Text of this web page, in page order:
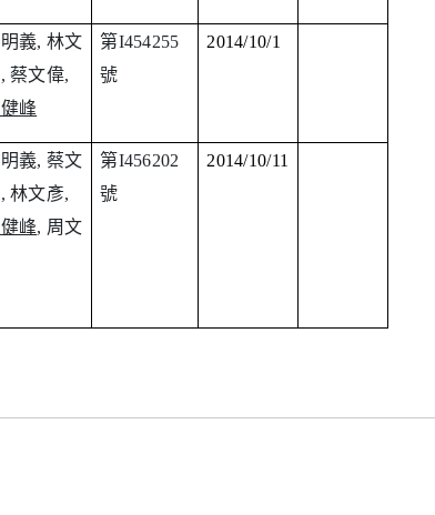
義, 林文
蔡文偉,
峰
第I454255
號
2014/10/1
義, 蔡文
林文彥,
峰, 周文
第I456202
號
2014/10/11